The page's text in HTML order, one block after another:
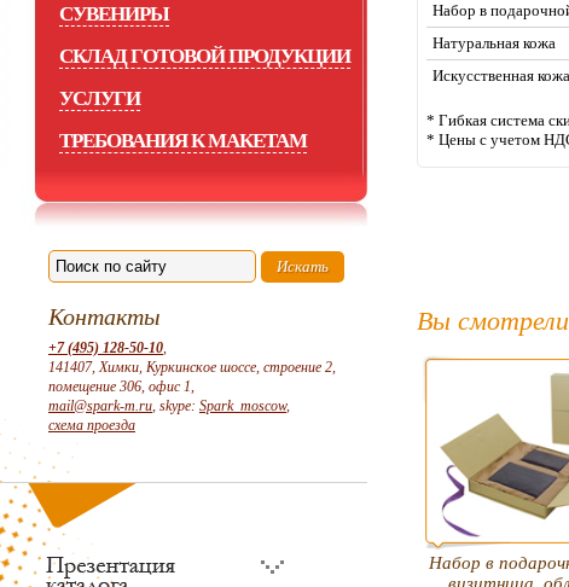
СУВЕНИРЫ
СКЛАД ГОТОВОЙ ПРОДУКЦИИ
УСЛУГИ
ТРЕБОВАНИЯ К МАКЕТАМ
Контакты
+7 (495) 128-50-10,
141407, Химки, Куркинское шоссе, строение 2,
помещение 306, офис 1,
mail@spark-m.ru, skype: Spark_moscow,
схема проезда
Набор в
Натуральная кожа
Искусственная кожа
* Гибкая система
* Цены с учетом
Вы
Набор в